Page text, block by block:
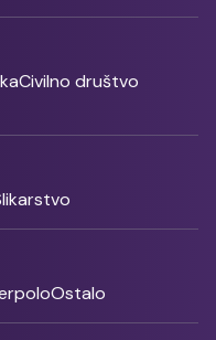
Civilno društvo
Ostalo